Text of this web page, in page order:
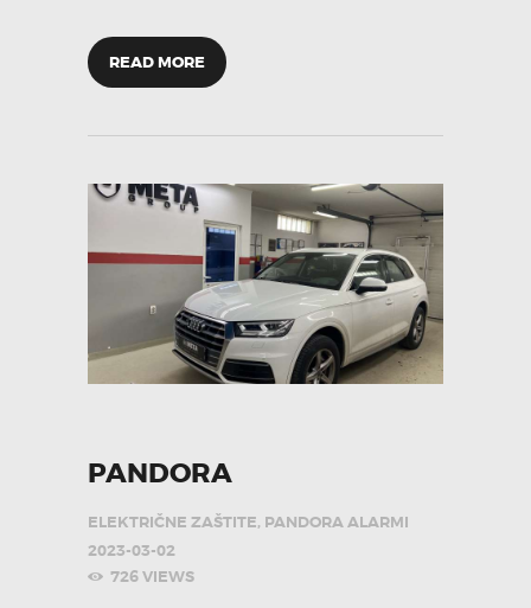
READ MORE
PANDORA
ELEKTRIČNE ZAŠTITE, PANDORA ALARMI
2023-03-02
726VIEWS